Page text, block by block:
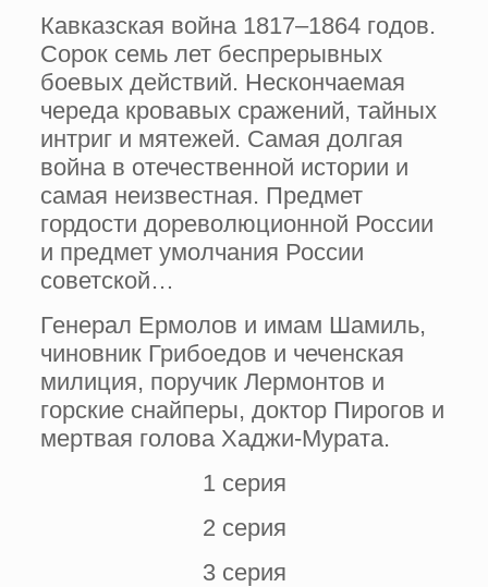
Кавказская война 1817–1864 годов.
Сорок семь лет беспрерывных
боевых действий. Нескончаемая
череда кровавых сражений, тайных
интриг и мятежей. Самая долгая
война в отечественной истории и
самая неизвестная. Предмет
гордости дореволюционной России
и предмет умолчания России
советской…
Генерал Ермолов и имам Шамиль,
чиновник Грибоедов и чеченская
милиция, поручик Лермонтов и
горские снайперы, доктор Пирогов и
мертвая голова Хаджи-Мурата.
1 серия
2 серия
3 серия